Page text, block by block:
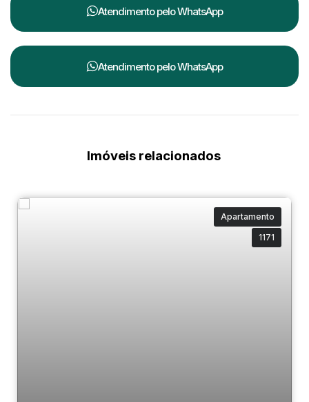
Atendimento peloWhatsApp
Atendimento peloWhatsApp
Imóveis relacionados
Apartamento
1171